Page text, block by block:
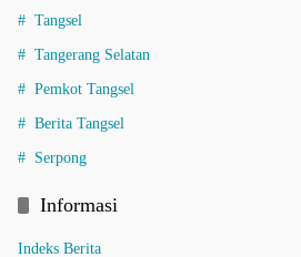
Tangsel
Tangerang Selatan
Pemkot Tangsel
Berita Tangsel
Serpong
Informasi
Indeks Berita